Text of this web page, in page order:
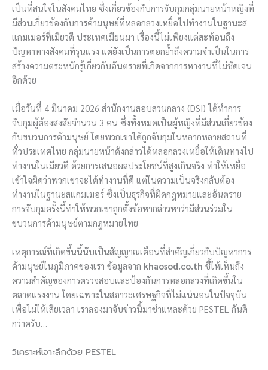
เป็นที่สนใจในสังคมไทย ซึ่งเกี่ยวข้องกับการจับกุมกลุ่มนายหน้าหญิงที่
มีส่วนเกี่ยวข้องกับการค้ามนุษย์ที่หลอกลวงเหยื่อไปทำงานในฐานะส
แกมเมอร์ที่เมียวดี ประเทศเมียนมา เรื่องนี้ไม่เพียงแต่สะท้อนถึง
ปัญหาทางสังคมที่รุนแรง แต่ยังเป็นการตอกย้ำถึงความจำเป็นในการ
สร้างความตระหนักรู้เกี่ยวกับอันตรายที่เกิดจากการหางานที่ไม่ชัดเจน
อีกด้วย
เมื่อวันที่ 4 มีนาคม 2026 สำนักงานสอบสวนกลาง (DSI) ได้ทำการ
จับกุมผู้ต้องสงสัยจำนวน 3 คน ซึ่งทั้งหมดเป็นผู้หญิงที่มีส่วนเกี่ยวข้อง
กับขบวนการค้ามนุษย์ โดยพวกเขาได้ถูกจับกุมในหลากหลายสถานที่
ทั่วประเทศไทย กลุ่มนายหน้าดังกล่าวได้หลอกลวงเหยื่อให้เดินทางไป
ทำงานในเมียวดี ด้วยการเสนอผลประโยชน์ที่สูงเกินจริง ทำให้เหยื่อ
เข้าใจผิดว่าพวกเขาจะได้ทำงานที่ดี แต่ในความเป็นจริงกลับต้อง
ทำงานในฐานะสแกมเมอร์ ซึ่งเป็นธุรกิจที่ผิดกฎหมายและอันตราย
การจับกุมครั้งนี้ทำให้พวกเขาถูกตั้งข้อหากล่าวหาว่ามีส่วนร่วมใน
ขบวนการค้ามนุษย์ตามกฎหมายไทย
เหตุการณ์ที่เกิดขึ้นนี้นับเป็นสัญญาณเตือนที่สำคัญเกี่ยวกับปัญหาการ
ค้ามนุษย์ในภูมิภาคของเรา ข้อมูลจาก khaosod.co.th ชี้ให้เห็นถึง
ความสำคัญของการตรวจสอบและป้องกันการหลอกลวงที่เกิดขึ้นใน
ตลาดแรงงาน โดยเฉพาะในสภาวะเศรษฐกิจที่ไม่แน่นอนในปัจจุบัน
เพื่อไม่ให้เสียเวลา เราลองมาจับข่าวนี้มาชำแหละด้วย PESTEL กันดี
กว่าครับ…
วิเคราะห์เจาะลึกด้วย PESTEL